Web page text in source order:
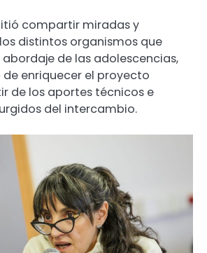
compartir miradas y
distintos organismos que
de las adolescencias,
enriquecer el proyecto
de los aportes técnicos e
del intercambio.